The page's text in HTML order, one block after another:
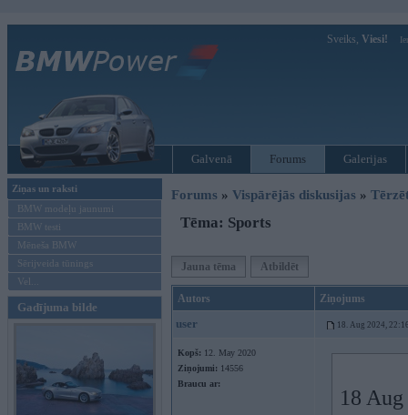
Sveiks, Viesi!
Galvenā Forums Galerijas
Ziņas un raksti
BMW modeļu jaunumi
BMW testi
Mēneša BMW
Sērijveida tūnings
Vel...
Gadījuma bilde
Forums » Vispārējās diskusijas »
Tēma: Sports
Jauna tēma Atbildēt
Autors Ziņojums
user 18. Aug 2024,
Kopš: 12. May 2020
Ziņojumi: 14556
Braucu ar:
18